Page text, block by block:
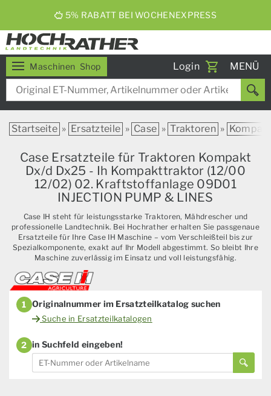
5% RABATT BEI WOCHENEXPRESS
Maschinen Shop Login
Toggle
MENÜ
Startseite » Ersatzteile » Case » Traktoren »
Case Ersatzteile für Traktoren Kompakt
Dx/d Dx25 - Ih Kompakttraktor (12/00
12/02) 02. Kraftstoffanlage 09D01
INJECTION PUMP & LINES
Case IH steht für leistungsstarke Traktoren, Mähdrescher und
professionelle Landtechnik. Bei Hochrather erhalten Sie passgenaue
Ersatzteile für Ihre Case IH Maschine – vom Verschleißteil bis zur
Spezialkomponente, exakt auf Ihr Modell abgestimmt. So bleibt Ihre
Maschine zuverlässig im Einsatz und voll leistungsfähig.
1 Originalnummer im Ersatzteilkatalog suchen
Suche in Ersatzteilkatalogen
2 in Suchfeld eingeben!